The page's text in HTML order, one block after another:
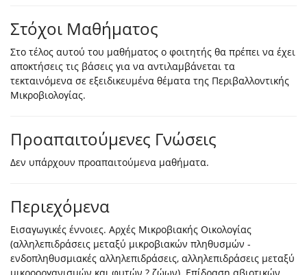
Στόχοι Μαθήματος
Στο τέλος αυτού του μαθήματος ο φοιτητής θα πρέπει να έχει
αποκτήσεις τις βάσεις για να αντιλαμβάνεται τα
τεκταινόμενα σε εξειδικευμένα θέματα της Περιβαλλοντικής
Μικροβιολογίας.
Προαπαιτούμενες Γνώσεις
Δεν υπάρχουν προαπαιτούμενα μαθήματα.
Περιεχόμενα
Εισαγωγικές έννοιες. Αρχές Μικροβιακής Οικολογίας
(αλληλεπιδράσεις μεταξύ μικροβιακών πληθυσμών -
ενδοπληθυσμιακές αλληλεπιδράσεις, αλληλεπιδράσεις μεταξύ